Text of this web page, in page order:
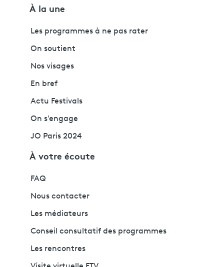
À la une
Les programmes à ne pas rater
On soutient
Nos visages
En bref
Actu Festivals
On s'engage
JO Paris 2024
À votre écoute
FAQ
Nous contacter
Les médiateurs
Conseil consultatif des programmes
Les rencontres